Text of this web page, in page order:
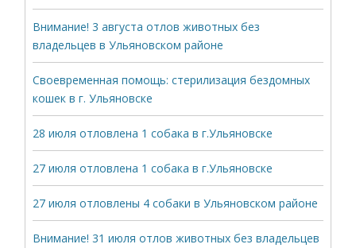
Внимание! 3 августа отлов животных без
владельцев в Ульяновском районе
Своевременная помощь: стерилизация бездомных
кошек в г. Ульяновске
28 июля отловлена 1 собака в г.Ульяновске
27 июля отловлена 1 собака в г.Ульяновске
27 июля отловлены 4 собаки в Ульяновском районе
Внимание! 31 июля отлов животных без владельцев